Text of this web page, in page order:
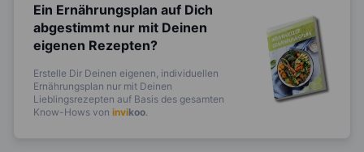
Ein Ernährungsplan auf Dich
abgestimmt nur mit Deinen
eigenen Rezepten?
Erstelle Dir Deinen eigenen, individuellen
Ernährungsplan nur mit Deinen
Lieblingsrezepten auf Basis des gesamten
Know-Hows von invikoo